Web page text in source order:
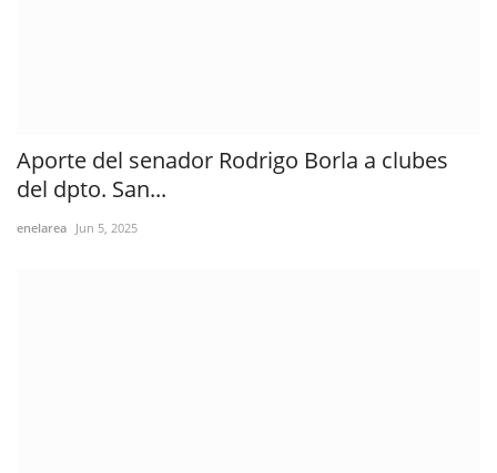
Aporte del senador Rodrigo Borla a clubes
del dpto. San...
enelarea Jun 5, 2025